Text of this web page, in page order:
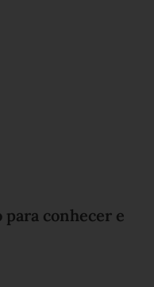
para conhecer e